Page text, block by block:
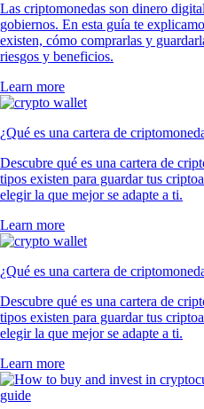
Las criptomonedas son dinero
gobiernos. En esta guía te
existen, cómo comprarlas y
riesgos y beneficios.
Learn more
¿Qué es una cartera de
Descubre qué es una cartera de
tipos existen para guardar tus
elegir la que mejor se adapte a ti.
Learn more
¿Qué es una cartera de
Descubre qué es una cartera de
tipos existen para guardar tus
elegir la que mejor se adapte a ti.
Learn more